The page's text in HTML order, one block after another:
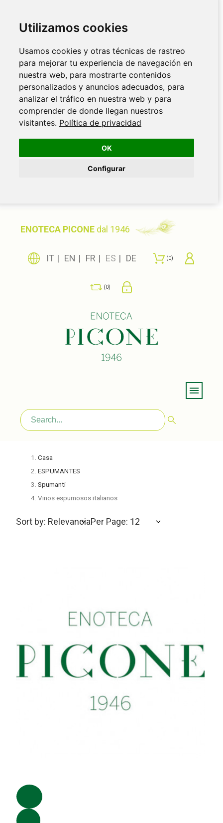
Utilizamos cookies
Usamos cookies y otras técnicas de rastreo
para mejorar tu experiencia de navegación en
nuestra web, para mostrarte contenidos
personalizados y anuncios adecuados, para
analizar el tráfico en nuestra web y para
comprender de donde llegan nuestros
visitantes. Política de privacidad
OK
Configurar
ENOTECA PICONE dal 1946
IT EN FR ES DE 0
0
Casa
ESPUMANTES
Spumanti
Vinos espumosos italianos
Sort by: RelevanciaPer Page: 12